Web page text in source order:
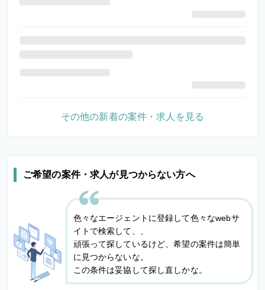
ご希望の案件・求人が見つからない方へ
色々なエージェントに登録して色々なwebサ
イトで検索して、、
頑張って探しているけど、希望の案件は簡単
に見つからないな。
この条件は妥協して探し直しかな。
その他の新着の案件・求人を見る